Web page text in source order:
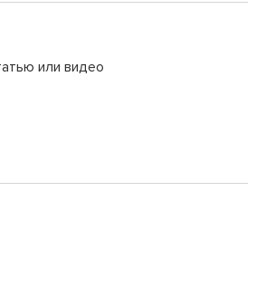
или видео